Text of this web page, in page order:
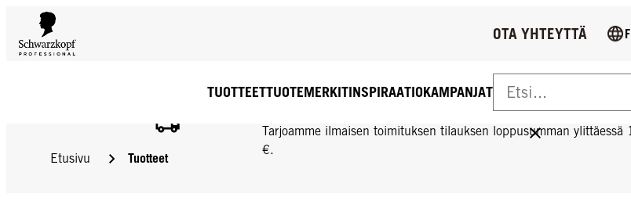
Tarjoamme ilmaisen toimituksen tilauksen loppusumman
€.
TUOTTEETTUOTEMERKITINSPIRAATIOKAMPANJAT
OTA YHTEYTTÄ
Etusivu Tuotteet